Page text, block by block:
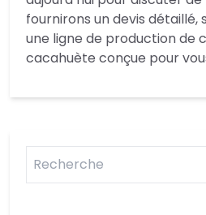
fournirons un devis détaillé,
une ligne de production de
cacahuète conçue pour